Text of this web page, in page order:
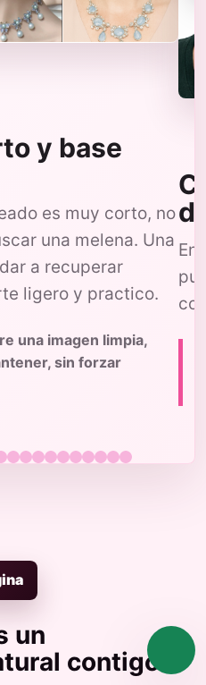
y base
es muy corto, no
una melena. Una
a recuperar
ligero y practico.
una imagen limpia,
sin forzar
En
un
contigo